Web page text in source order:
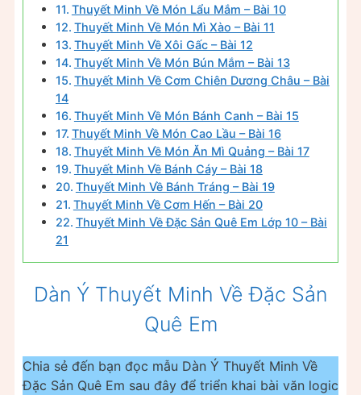
Thuyết Minh Về Món Lẩu Mắm – Bài 10
Thuyết Minh Về Món Mì Xào – Bài 11
Thuyết Minh Về Xôi Gấc – Bài 12
Thuyết Minh Về Món Bún Mắm – Bài 13
Thuyết Minh Về Cơm Chiên Dương Châu – Bài
14
Thuyết Minh Về Món Bánh Canh – Bài 15
Thuyết Minh Về Món Cao Lầu – Bài 16
Thuyết Minh Về Món Ăn Mì Quảng – Bài 17
Thuyết Minh Về Bánh Cáy – Bài 18
Thuyết Minh Về Bánh Tráng – Bài 19
Thuyết Minh Về Cơm Hến – Bài 20
Thuyết Minh Về Đặc Sản Quê Em Lớp 10 – Bài
21
Dàn Ý Thuyết Minh Về Đặc Sản
Quê Em
Chia sẻ đến bạn đọc mẫu Dàn Ý Thuyết Minh Về
Đặc Sản Quê Em sau đây để triển khai bài văn logic